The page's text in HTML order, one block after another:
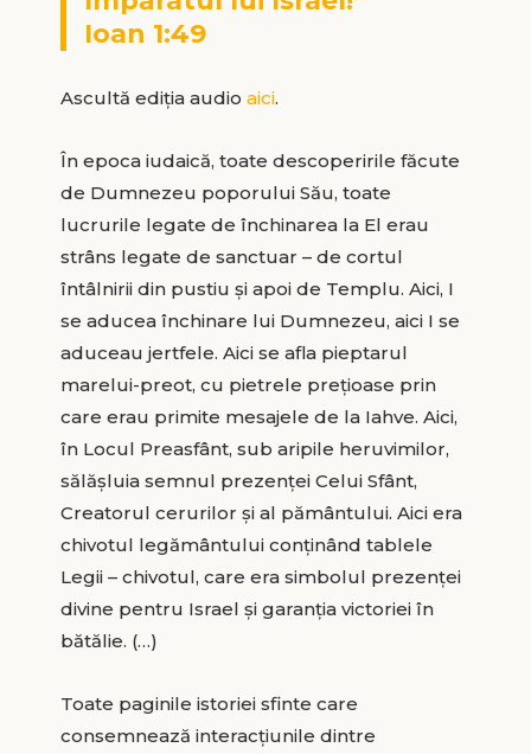
Ioan 1:49
Ascultă ediția audio aici.
În epoca iudaică, toate descoperirile făcute
de Dumnezeu poporului Său, toate
lucrurile legate de închinarea la El erau
strâns legate de sanctuar – de cortul
întâlnirii din pustiu și apoi de Templu. Aici, I
se aducea închinare lui Dumnezeu, aici I se
aduceau jertfele. Aici se afla pieptarul
marelui-preot, cu pietrele prețioase prin
care erau primite mesajele de la Iahve. Aici,
în Locul Preasfânt, sub aripile heruvimilor,
sălășluia semnul prezenței Celui Sfânt,
Creatorul cerurilor și al pământului. Aici era
chivotul legământului conținând tablele
Legii – chivotul, care era simbolul prezenței
divine pentru Israel și garanția victoriei în
bătălie. (…)
Toate paginile istoriei sfinte care
consemnează interacțiunile dintre